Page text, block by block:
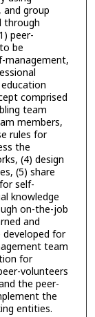
and group
through
peer-
be
management,
comprised
team
members,
rules for
the
(4) design
(5) share
self-
knowledge
on-the-job
and
developed for
team
for
volunteers
the peer-
the
entities.